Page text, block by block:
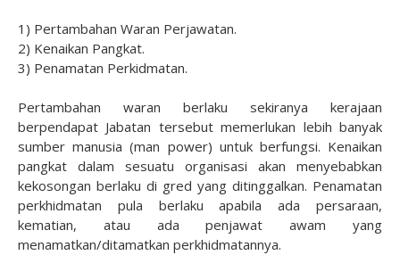
1) Pertambahan Waran Perjawatan.
2) Kenaikan Pangkat.
3) Penamatan Perkidmatan.
Pertambahan waran berlaku sekiranya kerajaan
berpendapat Jabatan tersebut memerlukan lebih banyak
sumber manusia (man power) untuk berfungsi. Kenaikan
pangkat dalam sesuatu organisasi akan menyebabkan
kekosongan berlaku di gred yang ditinggalkan. Penamatan
perkhidmatan pula berlaku apabila ada persaraan,
kematian, atau ada penjawat awam yang
menamatkan/ditamatkan perkhidmatannya.